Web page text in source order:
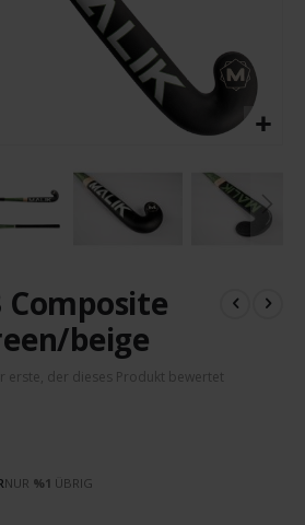
Composite
beige
erste, der dieses Produkt bewertet
NUR %1 ÜBRIG